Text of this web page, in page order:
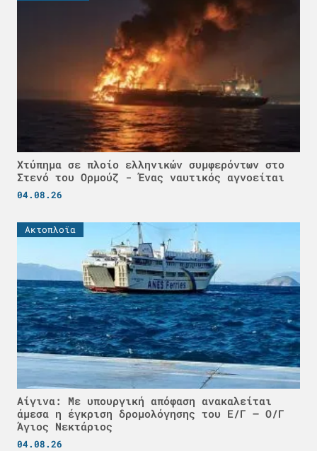
Χτύπημα σε πλοίο ελληνικών συμφερόντων στο
Στενό του Ορμούζ - Ένας ναυτικός αγνοείται
04.08.26
Ακτοπλοϊα
Αίγινα: Με υπουργική απόφαση ανακαλείται
άμεσα η έγκριση δρομολόγησης του Ε/Γ – Ο/Γ
Άγιος Νεκτάριος
04.08.26